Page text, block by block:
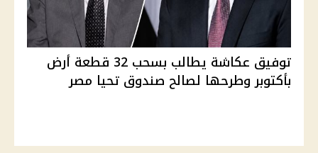
توفيق عكاشة يطالب بسحب 32 قطعة أرض
بأكتوبر وطرحها لصالح صندوق تحيا مصر